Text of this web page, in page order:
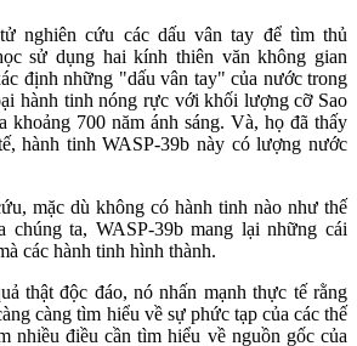
nghiên cứu các dấu vân tay để tìm thủ
sử dụng hai kính thiên văn không gian
định những "dấu vân tay" của nước trong
hành tinh nóng rực với khối lượng cỡ Sao
khoảng 700 năm ánh sáng. Và, họ đã thấy
hành tinh WASP-39b này có lượng nước
mặc dù không có hành tinh nào như thế
chúng ta, WASP-39b mang lại những cái
các hành tinh hình thành.
thật độc đáo, nó nhấn mạnh thực tế rằng
càng tìm hiểu về sự phức tạp của các thế
nhiều điều cần tìm hiểu về nguồn gốc của